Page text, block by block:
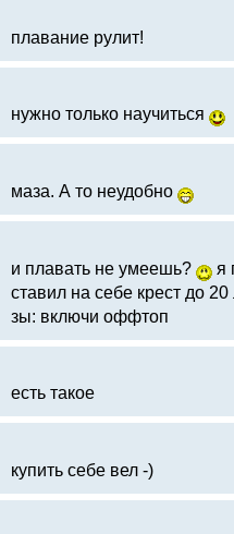
плавание рулит!
нужно только научиться
маза. А то неудобно
и плавать не умеешь?
я
ставил на себе крест до 20
зы: включи оффтоп
есть такое
купить себе вел -)